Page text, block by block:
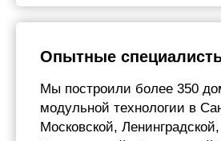
Опытные
Мы построили более 350
модульной технологии в
Московской,